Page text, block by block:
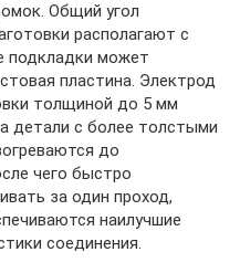
Общий угол
располагают с
подкладки может
пластина. Электрод
толщиной до 5 мм
детали с более толстыми
до
чего быстро
за один проход,
наилучшие
соединения.